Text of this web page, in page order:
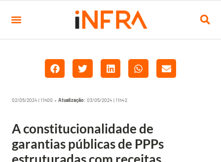
02/05/2024 | 11h00 • Atualização: 03/05/2024 | 11h42
A constitucionalidade de
garantias públicas de PPPs